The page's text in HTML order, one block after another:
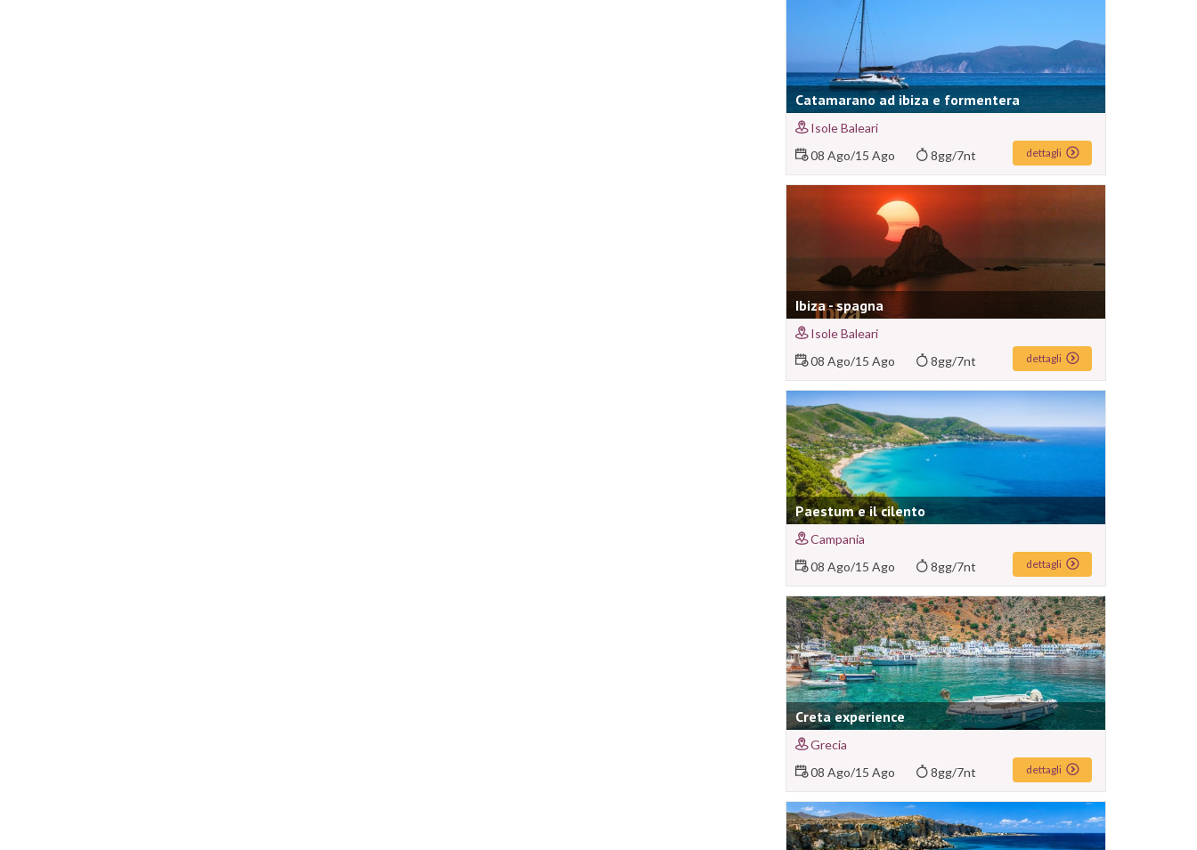
Catamarano ad ibiza e formentera
Isole Baleari
08 Ago/15 Ago 8gg/7nt dettagli
Ibiza - spagna
Isole Baleari
08 Ago/15 Ago 8gg/7nt dettagli
Paestum e il cilento
Campania
08 Ago/15 Ago 8gg/7nt dettagli
Creta experience
Grecia
08 Ago/15 Ago 8gg/7nt dettagli